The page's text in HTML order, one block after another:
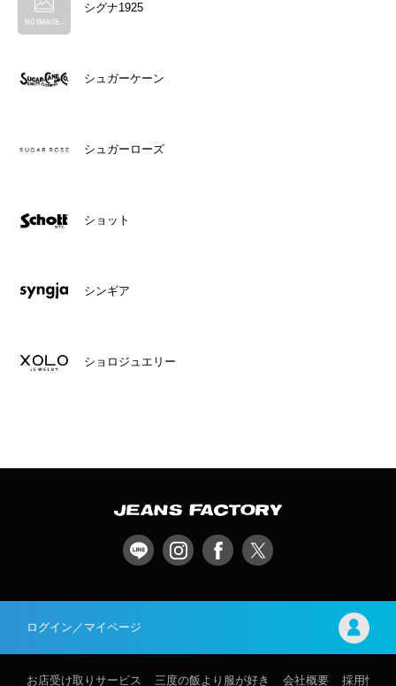
シグナ1925
シュガーケーン
シュガーローズ
ショット
シンギア
ショロジュエリー
ログイン／マイページ
お店受け取りサービス 三度の飯より服が好き 会社概要 採用情報